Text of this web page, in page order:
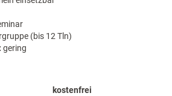
(bis 12 Tln)
gering
kostenfrei